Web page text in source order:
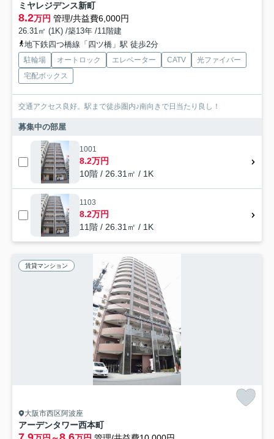
ミヤレジデンス新町
8.2万円 管理/共益費6,000円
26.31㎡ (1K) /築13年 /11階建
地下鉄四つ橋線「四ツ橋」駅 徒歩2分
駐輪場 オートロック エレベーター CATV
光ファイバー
宅配ボックス
交通アクセス良好。駅まで徒歩圏内♪南向きで日当たり良し！
募集中の部屋
1001
8.2万円
10階 / 26.31㎡ / 1K
1103
8.2万円
11階 / 26.31㎡ / 1K
賃貸マンション
大阪市西区阿波座
アーデンタワー西本町